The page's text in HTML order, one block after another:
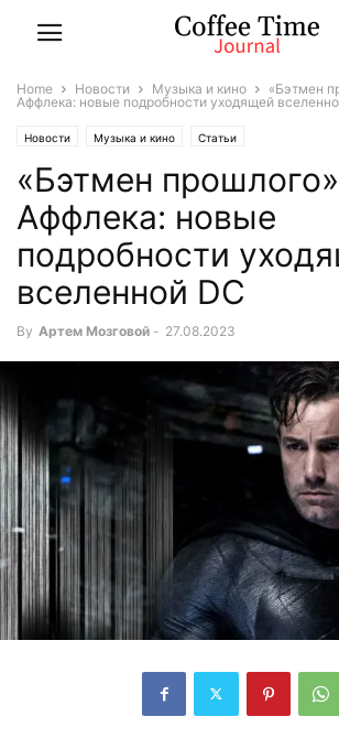
Home Новости Музыка и кино
«Бэтмен
Аффлека: новые подробности уходящей
Новости Музыка и кино Статьи
«Бэтмен
Аффлека: новые
подробности
вселенной DC
By Артем Мозговой - 27.08.2023